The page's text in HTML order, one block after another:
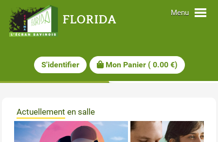
FLORIDA
S'identifier Mon Panier (0.00 €)
Menu
Actuellement en salle